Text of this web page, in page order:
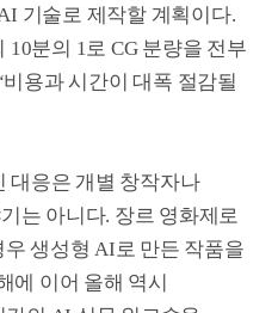
는 조건으로 배우
출연시킨